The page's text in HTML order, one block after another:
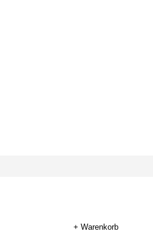
+ Warenkorb